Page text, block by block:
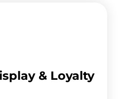
& Loyalty